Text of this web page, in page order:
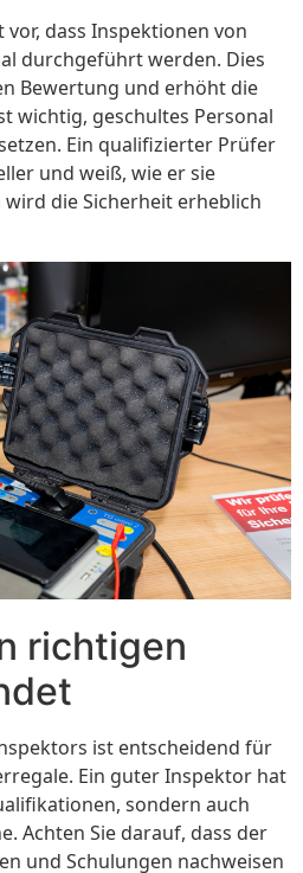
dass Inspektionen von
durchgeführt werden. Dies
Bewertung und erhöht die
wichtig, geschultes Personal
Ein qualifizierter Prüfer
und weiß, wie er sie
die Sicherheit erheblich
richtigen
ist entscheidend für
Ein guter Inspektor hat
sondern auch
Achten Sie darauf, dass der
und Schulungen nachweisen